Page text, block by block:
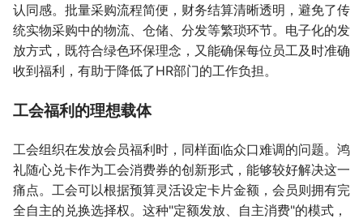
认同感。批量采购流程简便，财务结算清晰透明，避免了传
统实物采购中的物流、仓储、分发等繁琐环节。电子化的发
放方式，既符合绿色环保理念，又能确保每位员工及时准确
收到福利，有助于降低了HR部门的工作负担。
工会福利的理想载体
工会组织在发放会员福利时，同样面临众口难调的问题。鸿
礼随心兑卡作为工会消费券的创新形式，能够较好解决这一
痛点。工会可以根据预算灵活设定卡片金额，会员则拥有完
全自主的兑换选择权。这种"定额发放、自主消费"的模式，